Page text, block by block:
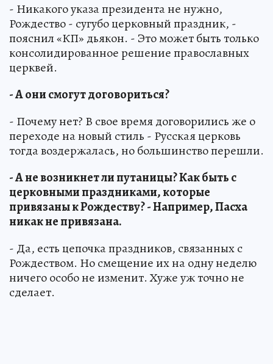
- Никакого указа президента не нужно,
Рождество - сугубо церковный праздник, -
пояснил «КП» дьякон. - Это может быть только
консолидированное решение православных
церквей.
- А они смогут договориться?
- Почему нет? В свое время договорились же о
переходе на новый стиль - Русская церковь
тогда воздержалась, но большинство перешли.
- А не возникнет ли путаницы? Как быть с
церковными праздниками, которые
привязаны к Рождеству? - Например, Пасха
никак не привязана.
- Да, есть цепочка праздников, связанных с
Рождеством. Но смещение их на одну неделю
ничего особо не изменит. Хуже уж точно не
сделает.